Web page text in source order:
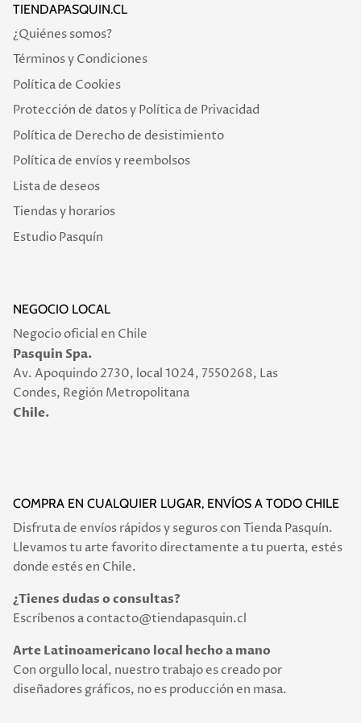
TIENDAPASQUIN.CL
¿Quiénes somos?
Términos y Condiciones
Política de Cookies
Protección de datos y Política de Privacidad
Política de Derecho de desistimiento
Política de envíos y reembolsos
Lista de deseos
Tiendas y horarios
Estudio Pasquín
NEGOCIO LOCAL
Negocio oficial en Chile
Pasquin Spa.
Av. Apoquindo 2730, local 1024, 7550268, Las
Condes, Región Metropolitana
Chile.
COMPRA EN CUALQUIER LUGAR, ENVÍOS A TODO CHILE
Disfruta de envíos rápidos y seguros con Tienda Pasquín.
Llevamos tu arte favorito directamente a tu puerta, estés
donde estés en Chile.
¿Tienes dudas o consultas?
Escríbenos a contacto@tiendapasquin.cl
Arte Latinoamericano local hecho a mano
Con orgullo local, nuestro trabajo es creado por
diseñadores gráficos, no es producción en masa.